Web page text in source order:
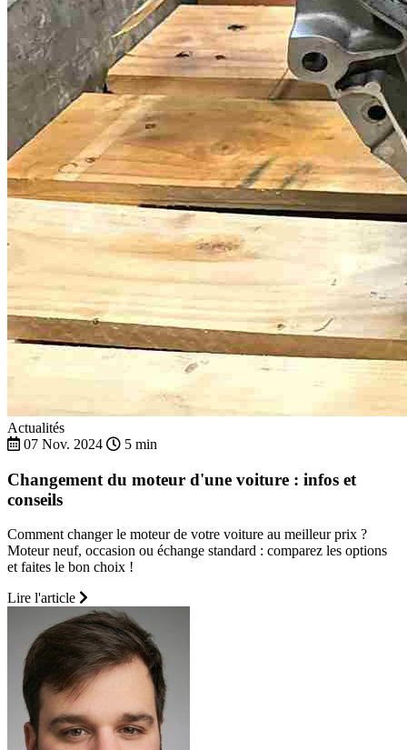
Actualités
07 Nov. 2024
5 min
Changement du moteur d'une voiture : infos et
conseils
Comment changer le moteur de votre voiture au meilleur prix ?
Moteur neuf, occasion ou échange standard : comparez les options
et faites le bon choix !
Lire l'article